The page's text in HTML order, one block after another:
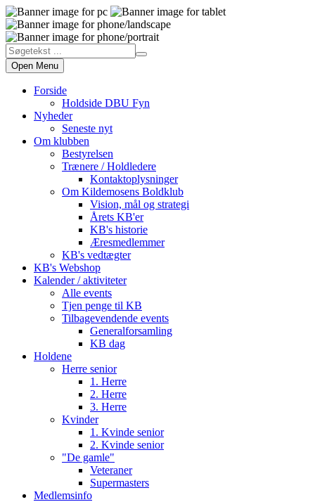
Open Menu
Forside
Holdside DBU Fyn
Nyheder
Seneste nyt
Om klubben
Bestyrelsen
Trænere / Holdledere
Kontaktoplysninger
Om Kildemosens Boldklub
Vision, mål og strategi
Årets KB'er
KB's historie
Æresmedlemmer
KB's vedtægter
KB's Webshop
Kalender / aktiviteter
Alle events
Tjen penge til KB
Tilbagevendende events
Generalforsamling
KB dag
Holdene
Herre senior
1. Herre
2. Herre
3. Herre
Kvinder
1. Kvinde senior
2. Kvinde senior
"De gamle"
Veteraner
Supermasters
Medlemsinfo